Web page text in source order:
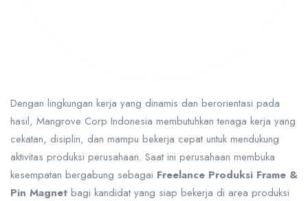
Dengan lingkungan kerja yang dinamis dan berorientasi pada
hasil, Mangrove Corp Indonesia membutuhkan tenaga kerja yang
cekatan, disiplin, dan mampu bekerja cepat untuk mendukung
aktivitas produksi perusahaan. Saat ini perusahaan membuka
kesempatan bergabung sebagai Freelance Produksi Frame &
Pin Magnet bagi kandidat yang siap bekerja di area produksi